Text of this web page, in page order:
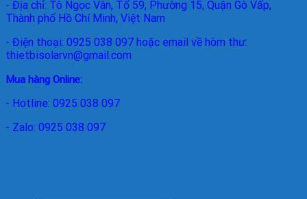
- Địa chỉ: Tô Ngọc Vân, Tổ 59, Phường 15, Quận Gò Vấp,
Thành phố Hồ Chí Minh, Việt Nam
- Điện thoại: 0925 038 097 hoặc email về hòm thư:
thietbisolarvn@gmail.com
Mua hàng Online:
- Hotline: 0925 038 097
- Zalo: 0925 038 097